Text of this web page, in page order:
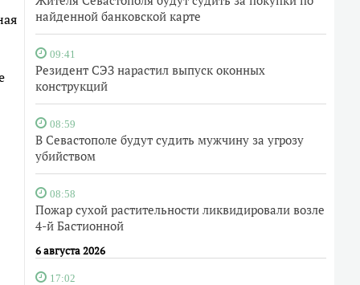
найденной банковской карте
09:41
Резидент СЭЗ нарастил выпуск оконных
конструкций
08:59
В Севастополе будут судить мужчину за угрозу
убийством
08:58
Пожар сухой растительности ликвидировали возле
4-й Бастионной
6 августа 2026
17:02